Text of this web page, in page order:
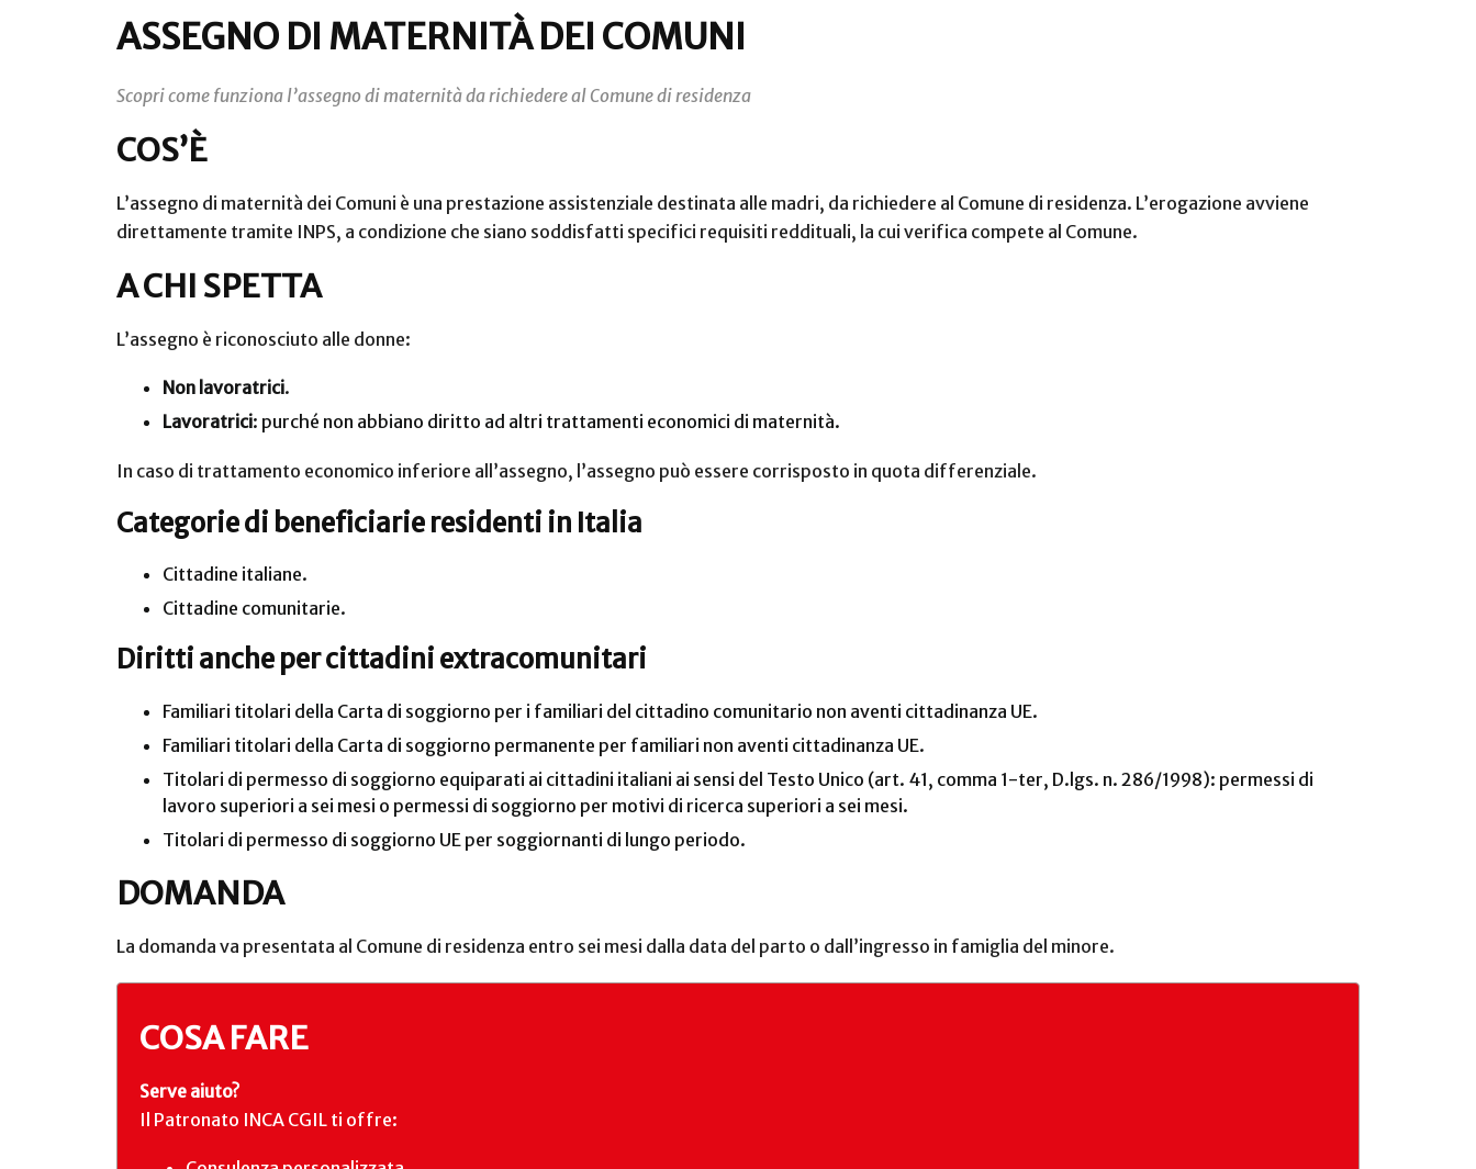
ASSEGNO DI MATERNITÀ DEI COMUNI
Scopri come funziona l’assegno di maternità da richiedere al Comune di residenza
COS’È
L’assegno di maternità dei Comuni è una prestazione assistenziale destinata alle madri, da richiedere al Comune di residenza. L’erogazione avviene
direttamente tramite INPS, a condizione che siano soddisfatti specifici requisiti reddituali, la cui verifica compete al Comune.
A CHI SPETTA
L’assegno è riconosciuto alle donne:
Non lavoratrici.
Lavoratrici: purché non abbiano diritto ad altri trattamenti economici di maternità.
In caso di trattamento economico inferiore all’assegno, l’assegno può essere corrisposto in quota differenziale.
Categorie di beneficiarie residenti in Italia
Cittadine italiane.
Cittadine comunitarie.
Diritti anche per cittadini extracomunitari
Familiari titolari della Carta di soggiorno per i familiari del cittadino comunitario non aventi cittadinanza UE.
Familiari titolari della Carta di soggiorno permanente per familiari non aventi cittadinanza UE.
Titolari di permesso di soggiorno equiparati ai cittadini italiani ai sensi del Testo Unico (art. 41, comma 1-ter, D.lgs. n. 286/1998): permessi di
lavoro superiori a sei mesi o permessi di soggiorno per motivi di ricerca superiori a sei mesi.
Titolari di permesso di soggiorno UE per soggiornanti di lungo periodo.
DOMANDA
La domanda va presentata al Comune di residenza entro sei mesi dalla data del parto o dall’ingresso in famiglia del minore.
COSA FARE
Serve aiuto?
Il Patronato INCA CGIL ti offre: